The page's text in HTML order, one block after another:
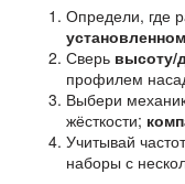
Определи, где
Сверь высоту/
профилем
Выбери
жёсткости;
Учитывай
наборы с